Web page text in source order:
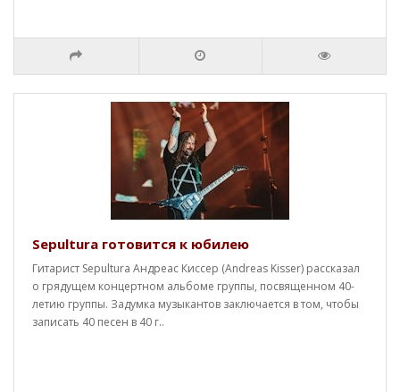
Sepultura готовится к юбилею
Гитарист Sepultura Андреас Киссер (Andreas Kisser) рассказал
о грядущем концертном альбоме группы, посвященном 40-
летию группы. Задумка музыкантов заключается в том, чтобы
записать 40 песен в 40 г..